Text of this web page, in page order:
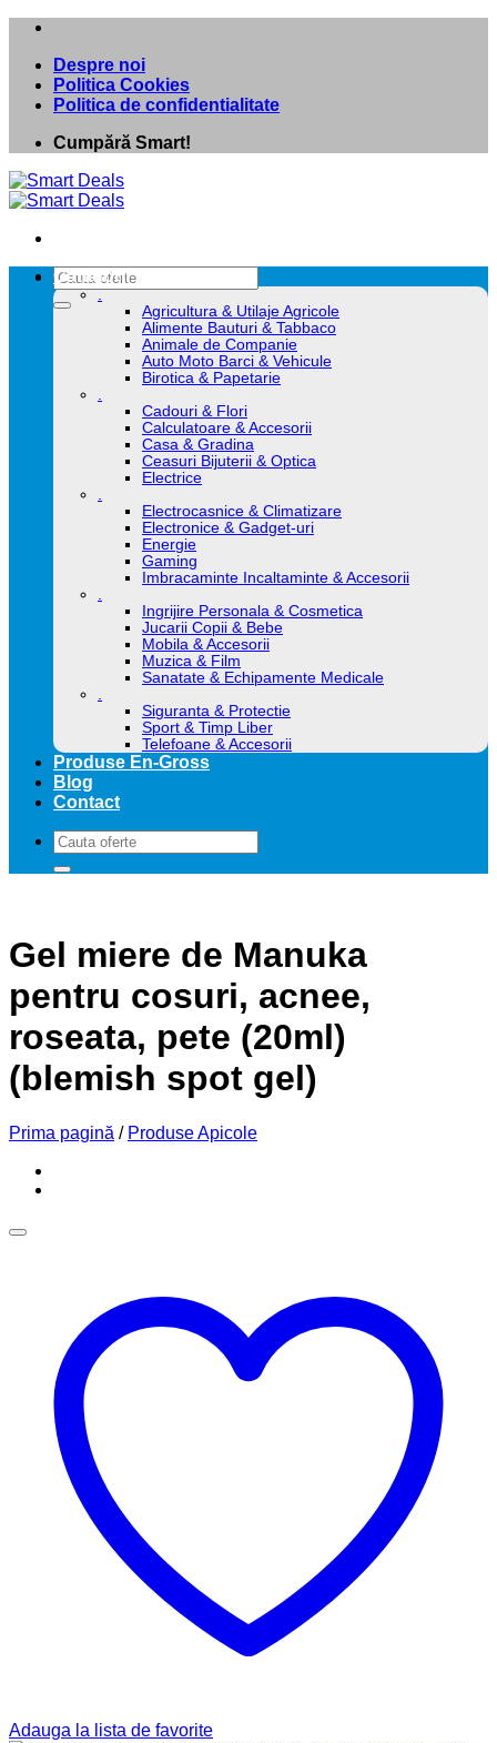
Skip
contentDespre noi
Politica Cookies
Politica de confidentialitate
Cumpără Smart!
Caută
după:
Categorii
.
Agricultura & Utilaje Agricole
Alimente Bauturi & Tabbaco
Animale de Companie
Auto Moto Barci & Vehicule
Birotica & Papetarie
.
Cadouri & Flori
Calculatoare & Accesorii
Casa & Gradina
Ceasuri Bijuterii & Optica
Electrice
.
Electrocasnice & Climatizare
Electronice & Gadget-uri
Energie
Gaming
Imbracaminte Incaltaminte & Accesorii
.
Ingrijire Personala & Cosmetica
Jucarii Copii & Bebe
Mobila & Accesorii
Muzica & Film
Sanatate & Echipamente Medicale
.
Siguranta & Protectie
Sport & Timp Liber
Telefoane & Accesorii
Produse En-Gross
Blog
Contact
Caută
după:
Gel miere de Manuka
pentru cosuri, acnee,
roseata, pete (20ml)
(blemish spot gel)
Prima pagină / Produse Apicole
Adauga la lista de favorite